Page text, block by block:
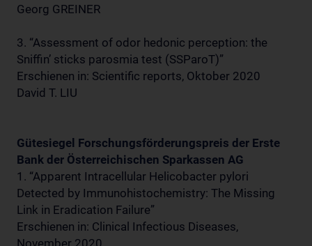
Georg GREINER
3. “Assessment of odor hedonic perception: the
Sniffin’ sticks parosmia test (SSParoT)”
Erschienen in: Scientific reports, Oktober 2020
David T. LIU
Gütesiegel Forschungsförderungspreis der Erste
Bank der Österreichischen Sparkassen AG
1. “Apparent Intracellular Helicobacter pylori
Detected by Immunohistochemistry: The Missing
Link in Eradication Failure”
Erschienen in: Clinical Infectious Diseases,
November 2020